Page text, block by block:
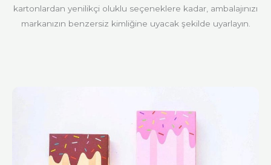
kartonlardan yenilikçi oluklu seçeneklere kadar, ambalajınızı
markanızın benzersiz kimliğine uyacak şekilde uyarlayın.